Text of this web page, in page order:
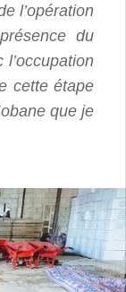
l’opération
du
cette étape
que je